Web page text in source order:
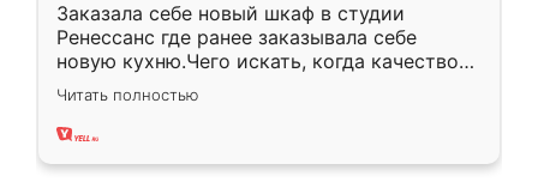
Заказала себе новый шкаф в студии
Ренессанс где ранее заказывала себе
новую кухню.Чего искать, когда качеством
вполне довольна. Служит кухня уже почти
два года, нареканий нет.
Читать полностью